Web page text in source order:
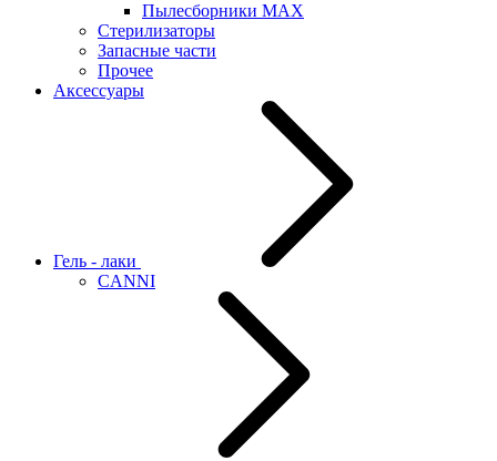
Пылесборники MAX
Стерилизаторы
Запасные части
Прочее
Аксессуары
Гель - лаки
CANNI